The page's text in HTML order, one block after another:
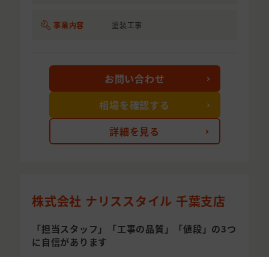
事業内容 塗装工事
詳細を見る
お問い合わせ
相場を確認する
株式会社 ナリススタイル 千葉支店
「担当スタッフ」「工事の品質」「値段」の3つ
に自信があります